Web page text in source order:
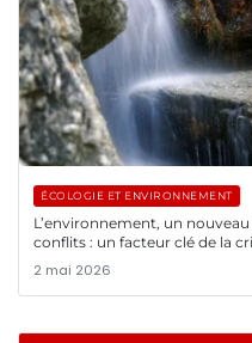
ÉCOLOGIE ET ENVIRONNEMENT
L’environnement, un
conflits : un facteur clé de la
2 mai 2026